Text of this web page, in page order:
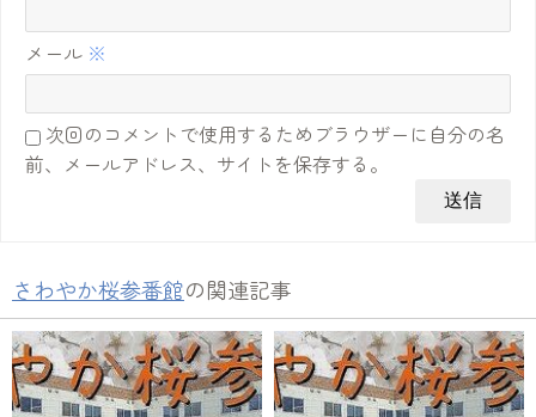
メール ※
次回のコメントで使用するためブラウザーに自分の名
前、メールアドレス、サイトを保存する。
さわやか桜参番館の関連記事